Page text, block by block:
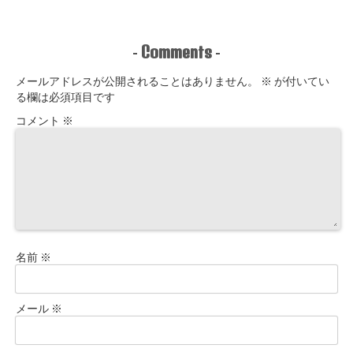
- Comments -
メールアドレスが公開されることはありません。 ※ が付いてい
る欄は必須項目です
コメント ※
名前 ※
メール ※